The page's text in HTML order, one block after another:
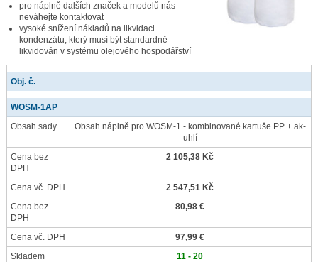
pro náplně dalších značek a modelů nás
neváhejte kontaktovat
vysoké snížení nákladů na likvidaci
kondenzátu, který musí být standardně
likvidován v systému olejového hospodářství
Obj. č.
WOSM-1AP
Obsah sady
Obsah náplně pro WOSM-1 - kombinované kartuše PP + ak-
uhlí
Cena bez
DPH
2 105,38 Kč
Cena vč. DPH
2 547,51 Kč
Cena bez
DPH
80,98 €
Cena vč. DPH
97,99 €
Skladem
11 - 20